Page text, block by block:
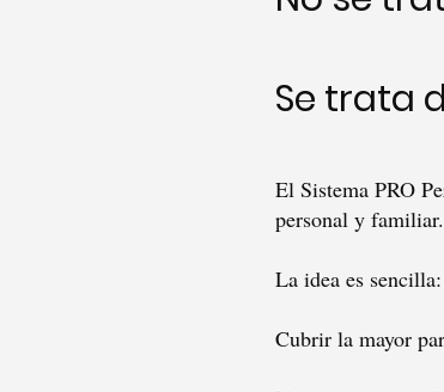
Se trata
El Sistema PRO
personal y familiar.
La idea es sencilla:
Cubrir la mayor